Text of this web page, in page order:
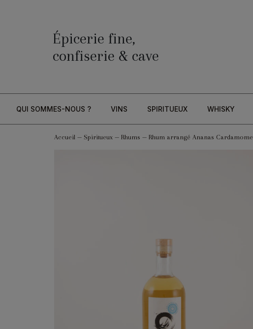
Épicerie fine,
confiserie & cave
QUI SOMMES-NOUS ? VINS SPIRITUEUX WHISKY
Accueil— Spiritueux— Rhums — Rhum arrangé Ananas Cardamome